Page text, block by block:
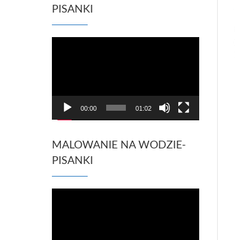
PISANKI
00:00 01:02
MALOWANIE NA WODZIE-
PISANKI